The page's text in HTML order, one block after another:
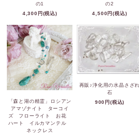
の1
4,300円(税込)
の2
4,500円(税込)
「森と湖の精霊」ロシアン
アマゾナイト ターコイ
ズ フローライト お花
ハート イルカマンテル
ネックレス
再販♪浄化用の水晶さざれ
石
900円(税込)